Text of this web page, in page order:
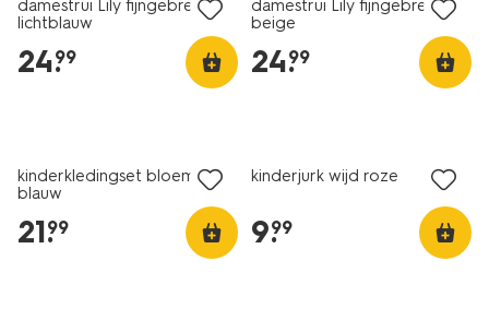
damestrui Lily fijngebreid
lichtblauw
24.
99
damestrui Lily fijngebreid
beige
24.
99
kinderkledingset bloemen
blauw
21.
99
kinderjurk wijd roze
9.
99